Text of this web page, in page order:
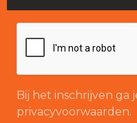
Bij het inschrijven ga
privacyvoorwaarden.